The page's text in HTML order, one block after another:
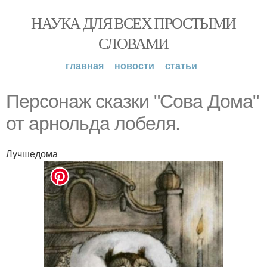
НАУКА ДЛЯ ВСЕХ ПРОСТЫМИ
СЛОВАМИ
главная новости статьи
Персонаж сказки "Сова Дома"
от арнольда лобеля.
Лучшедома